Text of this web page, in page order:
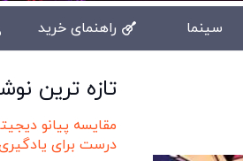
سینما راهنمای خرید
تازه ترین
مقایسه پیانو
درست برای